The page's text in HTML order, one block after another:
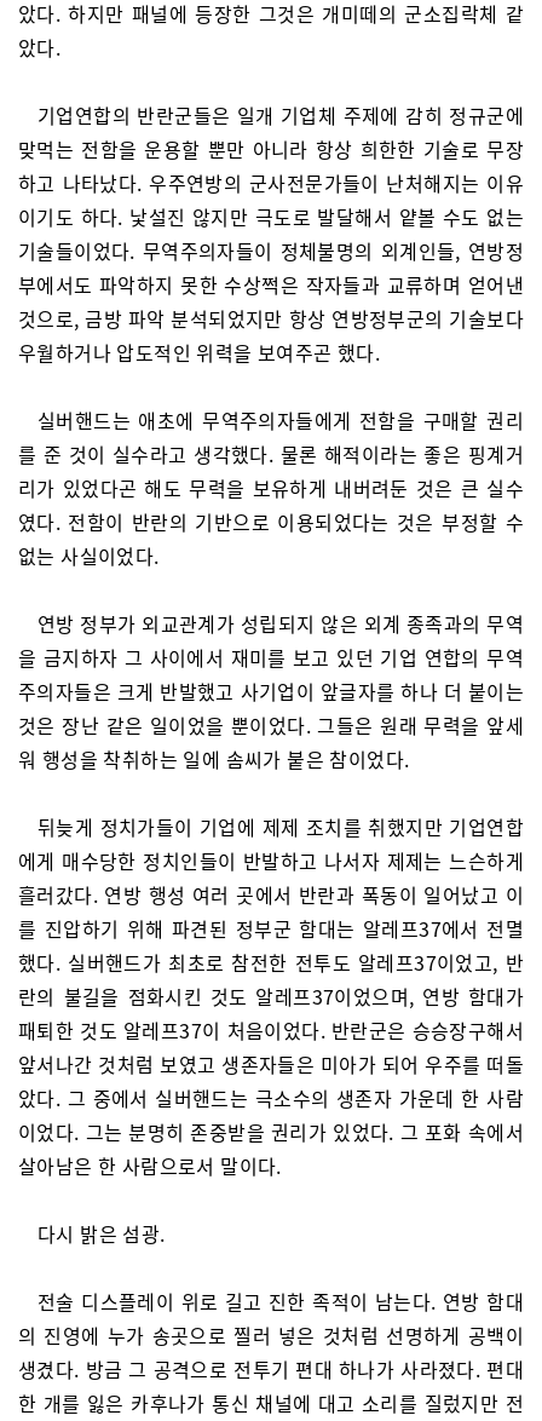
았다. 하지만 패널에 등장한 그것은 개미떼의 군소집락체 같
았다.
기업연합의 반란군들은 일개 기업체 주제에 감히 정규군에
맞먹는 전함을 운용할 뿐만 아니라 항상 희한한 기술로 무장
하고 나타났다. 우주연방의 군사전문가들이 난처해지는 이유
이기도 하다. 낯설진 않지만 극도로 발달해서 얕볼 수도 없는
기술들이었다. 무역주의자들이 정체불명의 외계인들, 연방정
부에서도 파악하지 못한 수상쩍은 작자들과 교류하며 얻어낸
것으로, 금방 파악 분석되었지만 항상 연방정부군의 기술보다
우월하거나 압도적인 위력을 보여주곤 했다.
실버핸드는 애초에 무역주의자들에게 전함을 구매할 권리
를 준 것이 실수라고 생각했다. 물론 해적이라는 좋은 핑계거
리가 있었다곤 해도 무력을 보유하게 내버려둔 것은 큰 실수
였다. 전함이 반란의 기반으로 이용되었다는 것은 부정할 수
없는 사실이었다.
연방 정부가 외교관계가 성립되지 않은 외계 종족과의 무역
을 금지하자 그 사이에서 재미를 보고 있던 기업 연합의 무역
주의자들은 크게 반발했고 사기업이 앞글자를 하나 더 붙이는
것은 장난 같은 일이었을 뿐이었다. 그들은 원래 무력을 앞세
워 행성을 착취하는 일에 솜씨가 붙은 참이었다.
뒤늦게 정치가들이 기업에 제제 조치를 취했지만 기업연합
에게 매수당한 정치인들이 반발하고 나서자 제제는 느슨하게
흘러갔다. 연방 행성 여러 곳에서 반란과 폭동이 일어났고 이
를 진압하기 위해 파견된 정부군 함대는 알레프37에서 전멸
했다. 실버핸드가 최초로 참전한 전투도 알레프37이었고, 반
란의 불길을 점화시킨 것도 알레프37이었으며, 연방 함대가
패퇴한 것도 알레프37이 처음이었다. 반란군은 승승장구해서
앞서나간 것처럼 보였고 생존자들은 미아가 되어 우주를 떠돌
았다. 그 중에서 실버핸드는 극소수의 생존자 가운데 한 사람
이었다. 그는 분명히 존중받을 권리가 있었다. 그 포화 속에서
살아남은 한 사람으로서 말이다.
다시 밝은 섬광.
전술 디스플레이 위로 길고 진한 족적이 남는다. 연방 함대
의 진영에 누가 송곳으로 찔러 넣은 것처럼 선명하게 공백이
생겼다. 방금 그 공격으로 전투기 편대 하나가 사라졌다. 편대
한 개를 잃은 카후나가 통신 채널에 대고 소리를 질렀지만 전